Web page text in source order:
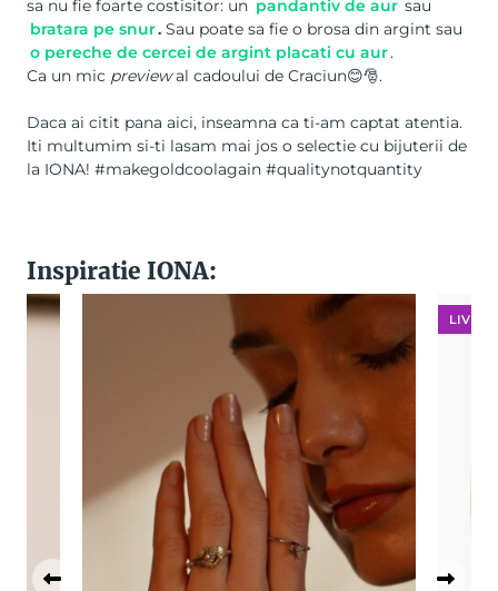
sa nu fie foarte costisitor: un pandantiv de aur sau
bratara pe snur.Sau poate sa fie o brosa din argint sau
o pereche de cercei de argint placati cu aur.
Ca un mic previewal cadoului de Craciun😊🎅.
Daca ai citit pana aici, inseamna ca ti-am captat atentia.
Iti multumim si-ti lasam mai jos o selectie cu bijuterii de
la IONA! #makegoldcoolagain #qualitynotquantity
Inspiratie IONA: